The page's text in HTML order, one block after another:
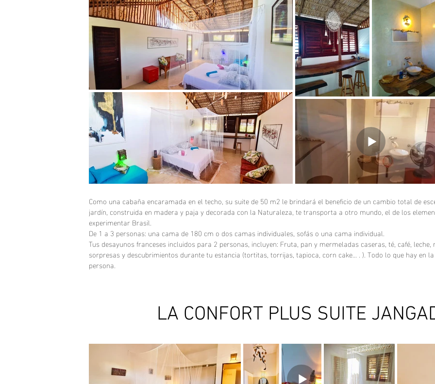
Como una cabaña encaramada en el techo, su suite de 50 m2 le brindará el beneficio de un cambio total de
jardín, construida en madera y paja y decorada con la Naturaleza, te transporta a otro mundo, el de los
experimentar Brasil.
De 1 a 3 personas: una cama de 180 cm o dos camas individuales, sofás o una cama individual.
Tus desayunos franceses incluidos para 2 personas, incluyen: Fruta, pan y mermeladas caseras, té, café,
sorpresas y descubrimientos durante tu estancia (tortitas, torrijas, tapioca, corn cake... . ). Todo lo que hay en
persona.
LA CONFORT PLUS SUITE